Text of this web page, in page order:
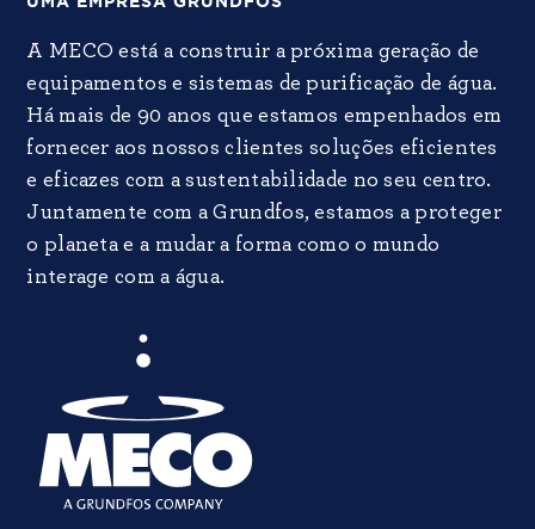
A MECO está a construir a próxima geração de
equipamentos e sistemas de purificação de água.
Há mais de 90 anos que estamos empenhados em
fornecer aos nossos clientes soluções eficientes
e eficazes com a sustentabilidade no seu centro.
Juntamente com a Grundfos, estamos a proteger
o planeta e a mudar a forma como o mundo
interage com a água.